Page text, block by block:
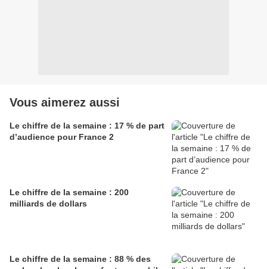
Vous aimerez aussi
Le chiffre de la semaine : 17 % de part
d’audience pour France 2
Le chiffre de la semaine : 200
milliards de dollars
Le chiffre de la semaine : 88 % des